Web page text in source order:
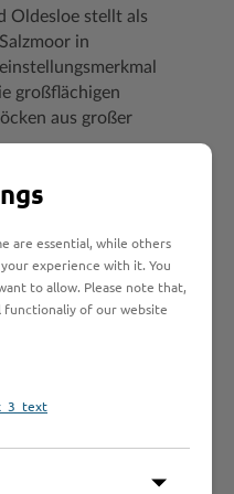
Oldesloe stellt als
in
großflächigen
aus großer
Tierwelt.
im Moor. Bis
es keine Führungen.
Rundweg
sind seltene Vogel-
auf einem Flyer
auf. Charakteristisch
are essential, while others
experience with it. You
to allow. Please note that,
functionaliy of our website